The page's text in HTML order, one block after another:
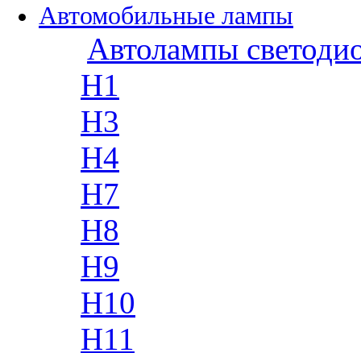
Автомобильные лампы
Автолампы
H1
H3
H4
H7
H8
H9
H10
H11